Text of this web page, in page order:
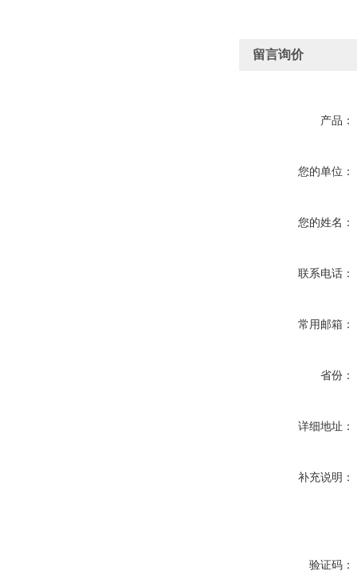
留言询价
产品：
您的单位：
您的姓名：
联系电话：
常用邮箱：
省份：
详细地址：
补充说明：
验证码：